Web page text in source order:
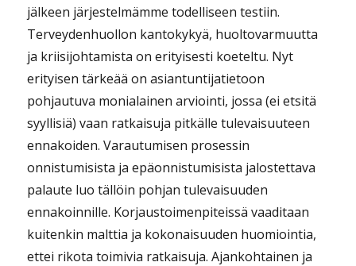
jälkeen järjestelmämme todelliseen testiin.
Terveydenhuollon kantokykyä, huoltovarmuutta
ja kriisijohtamista on erityisesti koeteltu. Nyt
erityisen tärkeää on asiantuntijatietoon
pohjautuva monialainen arviointi, jossa (ei etsitä
syyllisiä) vaan ratkaisuja pitkälle tulevaisuuteen
ennakoiden. Varautumisen prosessin
onnistumisista ja epäonnistumisista jalostettava
palaute luo tällöin pohjan tulevaisuuden
ennakoinnille. Korjaustoimenpiteissä vaaditaan
kuitenkin malttia ja kokonaisuuden huomiointia,
ettei rikota toimivia ratkaisuja. Ajankohtainen ja